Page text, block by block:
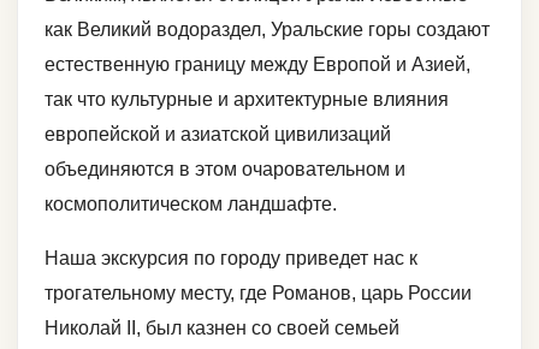
как Великий водораздел, Уральские горы создают
естественную границу между Европой и Азией,
так что культурные и архитектурные влияния
европейской и азиатской цивилизаций
объединяются в этом очаровательном и
космополитическом ландшафте.
Наша экскурсия по городу приведет нас к
трогательному месту, где Романов, царь России
Николай II, был казнен со своей семьей